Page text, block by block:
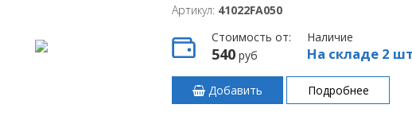
Артикул: 41022FA050
Стоимость от:
540руб
Наличие
На складе 2
Добавить Подробнее